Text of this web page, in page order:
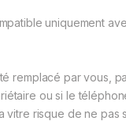
uniquement
remplacé par vous,
ou si le
vitre risque de ne pas